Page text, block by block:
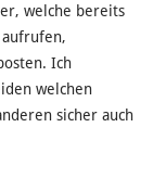
welche bereits
aufrufen,
Ich
welchen
sicher auch